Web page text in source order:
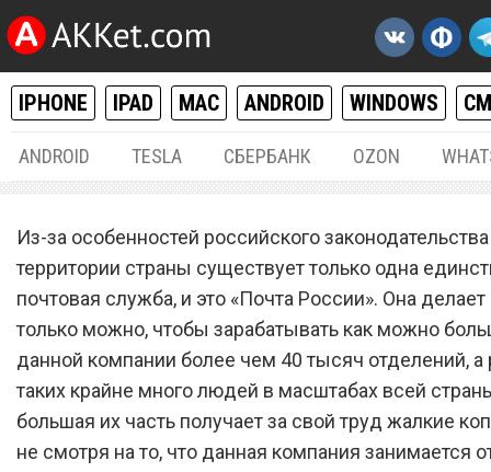
IPHONE IPAD MAC ANDROID WINDOWS
ANDROID TESLA СБЕРБАНК OZON
«Почта России»
отправлять и выдавать
посылки
Из-за особенностей российского
территории страны существует только одна
почтовая служба, и это «Почта России». Она делает
только можно, чтобы зарабатывать как можно
данной компании более чем 40 тысяч отделений, а
таких крайне много людей в масштабах всей
большая их часть получает за свой труд жалкие
не смотря на то, что данная компания занимается